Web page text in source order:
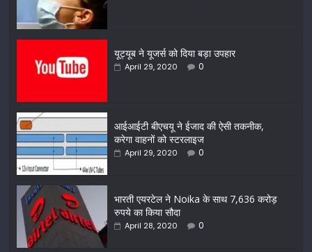
यूट्यूब ने यूजर्स को दिया बड़ा उपहार
April 29, 2020 0
आईआईटी बीएचयू ने ईजाद की ऐसी तकनीक,
करेगा वाहनों को स्टरलाइज
April 29, 2020 0
भारती एयरटेल ने Noika के साथ 7,636 करोड़
रुपये का किया सौदा
April 28, 2020 0